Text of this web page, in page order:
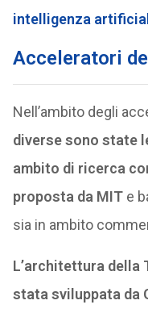
intelligenza
Acceleratori
Nell’ambito degli
diverse sono state
ambito di ricerca
proposta da MITe
sia in ambito
L’architettura della
stata sviluppata da